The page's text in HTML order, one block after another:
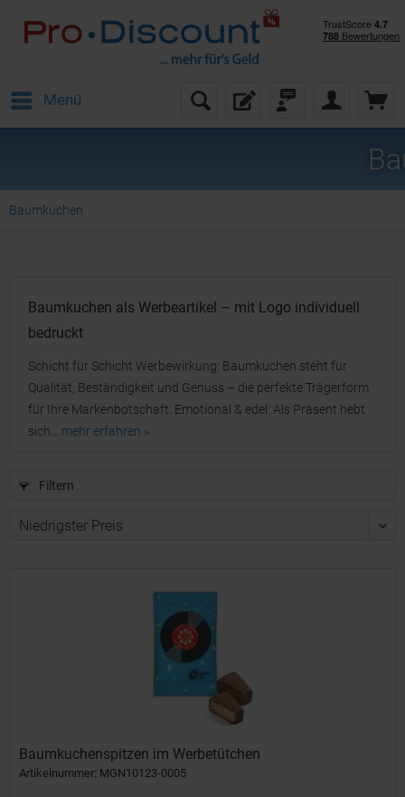
Menü
Baumkuchen
Baumkuchen als Werbeartikel – mit Logo individuell
bedruckt
Schicht für Schicht Werbewirkung: Baumkuchen steht für
Qualität, Beständigkeit und Genuss – die perfekte Trägerform
für Ihre Markenbotschaft. Emotional & edel: Als Präsent hebt
sich... mehr erfahren »
Filtern
Baumkuchenspitzen im Werbetütchen
Artikelnummer: MGN10123-0005